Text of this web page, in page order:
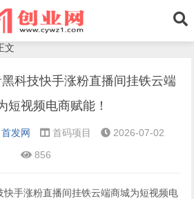
文
科技快手涨粉直播间挂铁云端
短视频电商赋能！
发网 首码项目
2026-07-02
856
快手涨粉直播间挂铁云端商城为短视频电